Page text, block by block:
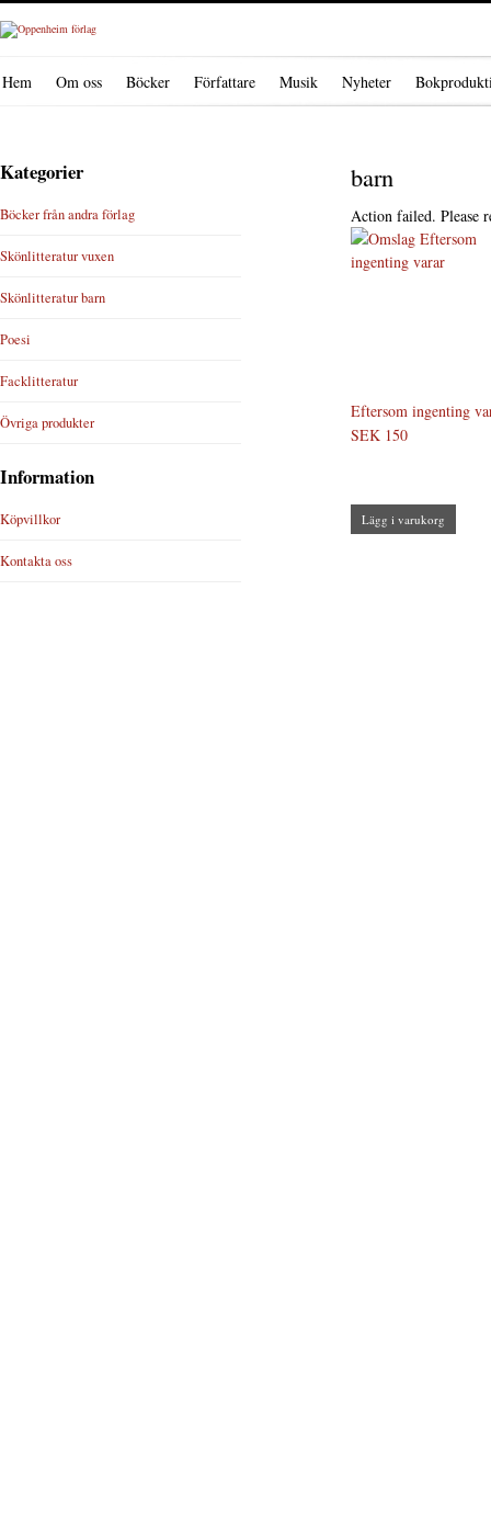
Hem Om oss Böcker Författare Musik Nyheter
barn
Action failed. Please
Eftersom ingenting
SEK 150
Lägg i varukorg
Kategorier
Böcker från andra förlag
Skönlitteratur vuxen
Skönlitteratur barn
Poesi
Facklitteratur
Övriga produkter
Information
Köpvillkor
Kontakta oss